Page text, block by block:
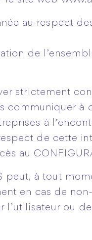
au respect
de
strictement
communiquer à
à
de cette
au
peut, à tout
en cas de
l’utilisateur ou